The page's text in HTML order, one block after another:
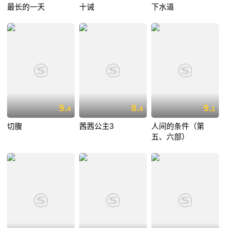
最长的一天 十诫 下水道
9.4
切腹
8.4
茜茜公主3
9.1
人间的条件（第
五、六部）